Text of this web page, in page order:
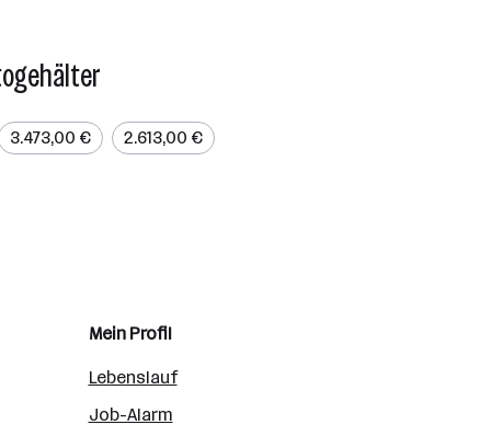
3.473,00 € 2.613,00 €
Mein Profil
Lebenslauf
Job-Alarm